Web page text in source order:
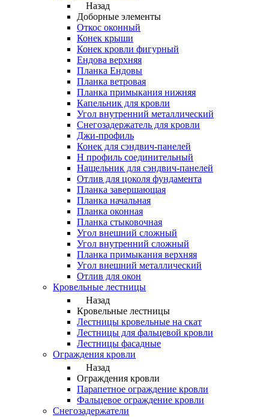
Назад
Доборные элементы
Откос оконный
Конек крыши
Конек кровли фигурный
Ендова верхняя
Планка Ендовы
Планка ветровая
Планка примыкания нижняя
Капельник для кровли
Угол внутренний металлический
Снегозадержатель для кровли
Джи-профиль
Конек для сэндвич-панелей
Н профиль соединительный
Нащельник для сэндвич-панелей
Отлив для цоколя фундамента
Планка завершающая
Планка начальная
Планка оконная
Планка стыковочная
Угол внешний сложный
Угол внутренний сложный
Планка примыкания верхняя
Угол внешний металлический
Отлив для окон
Кровельные лестницы
Назад
Кровельные лестницы
Лестницы кровельные на скат
Лестницы для фальцевой кровли
Лестницы фасадные
Ограждения кровли
Назад
Ограждения кровли
Парапетное ограждение кровли
Фальцевое ограждение кровли
Снегозадержатели